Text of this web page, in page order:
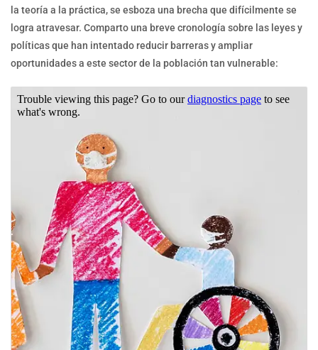
la teoría a la práctica, se esboza una brecha que difícilmente se
logra atravesar. Comparto una breve cronología sobre las leyes y
políticas que han intentado reducir barreras y ampliar
oportunidades a este sector de la población tan vulnerable: